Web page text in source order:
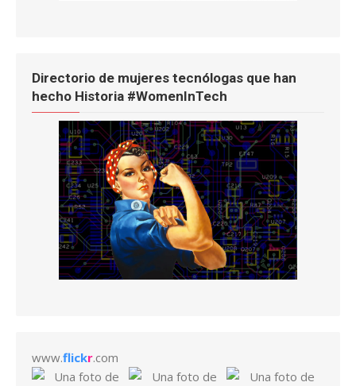
Directorio de mujeres tecnólogas que han
hecho Historia #WomenInTech
www.flickr.com